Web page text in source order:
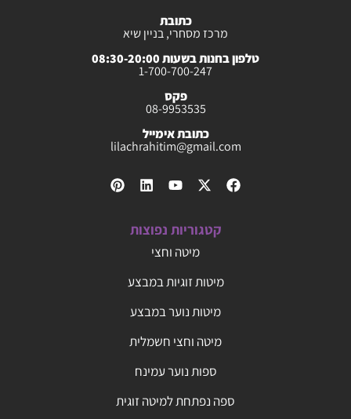
כתובת
מרכז מסחרי, בניין שיא
טלפון בחנות בשעות 08:30-20:00
1-700-700-247
פקס
08-9953535
כתובת אימייל
lilachrahitim@gmail.com
קטגוריות נפוצות
מיטה וחצי
מיטות זוגיות במבצע
מיטות נוער במבצע
מיטה וחצי חשמלית
ספות נוער עמינח
ספה נפתחת למיטה זוגית